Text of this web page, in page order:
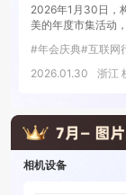
2026年1月30日，
美的年度市集活动
#年会庆典#互联网
2026.01.30
浙江
相机设备